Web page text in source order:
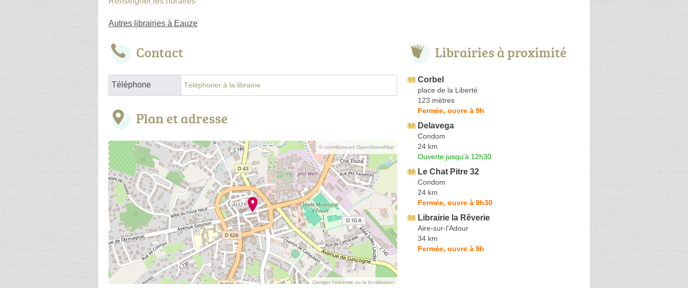
Autres librairies à Eauze
Contact
Téléphone Téléphoner à la librairie
Plan et adresse
© contributeurs OpenStreetMap
Corriger l’adresse ou la localisation
Librairies à proximité
Corbel
place de la Liberté
123 mètres
Fermée, ouvre à 9h
Delavega
Condom
24 km
Ouverte jusqu'à 12h30
Le Chat Pitre 32
Condom
24 km
Fermée, ouvre à 9h30
Librairie la Rêverie
Aire-sur-l'Adour
34 km
Fermée, ouvre à 9h